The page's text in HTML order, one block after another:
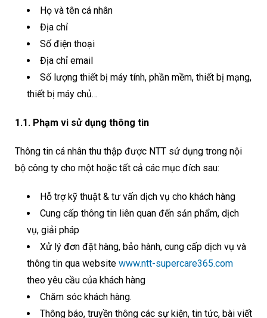
Họ và tên cá nhân
Địa chỉ
Số điện thoại
Địa chỉ email
Số lượng thiết bị máy tính, phần mềm, thiết bị mạng,
thiết bị máy chủ…
1.1. Phạm vi sử dụng thông tin
Thông tin cá nhân thu thập được NTT sử dụng trong nội
bộ công ty cho một hoặc tất cả các mục đích sau:
Hỗ trợ kỹ thuật & tư vấn dịch vụ cho khách hàng
Cung cấp thông tin liên quan đến sản phẩm, dịch
vụ, giải pháp
Xử lý đơn đặt hàng, bảo hành, cung cấp dịch vụ và
thông tin qua website www.ntt-supercare365.com
theo yêu cầu của khách hàng
Chăm sóc khách hàng.
Thông báo, truyền thông các sự kiện, tin tức, bài viết